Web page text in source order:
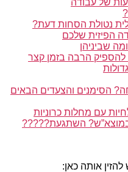
נטולת הסחות דעת?
הפיזית שלכם
שביניהן
להספיק הרבה בזמן קצר
הסימנים והצעדים הבאים
עם מחלות כרוניות
השתגעת?????
אותה כאן: